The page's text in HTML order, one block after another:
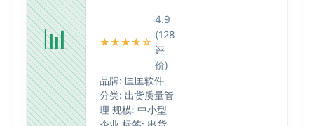
📊 ★★★★☆
4.9
(128
评
价)
品牌: 匡匡软件
分类: 出货质量管
理 规模: 中小型